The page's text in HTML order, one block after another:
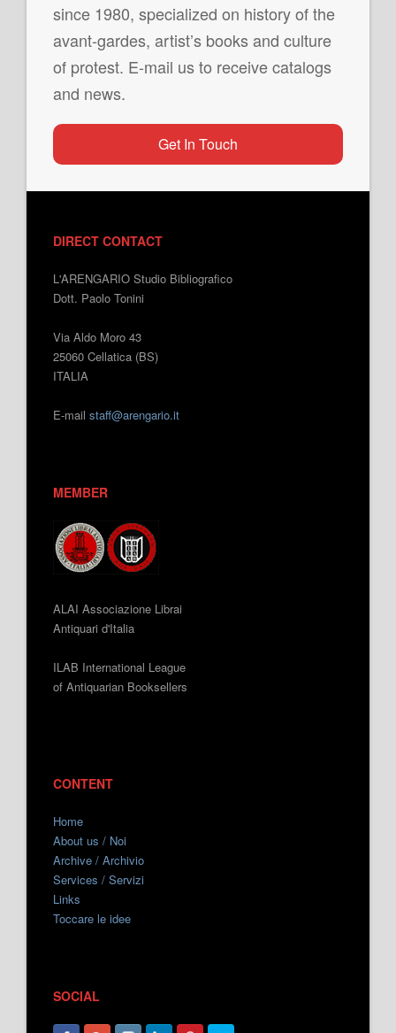
since 1980, specialized on history of the
avant-gardes, artist’s books and culture
of protest. E-mail us to receive catalogs
and news.
Get In Touch
DIRECT CONTACT
L'ARENGARIO Studio Bibliografico
Dott. Paolo Tonini
Via Aldo Moro 43
25060 Cellatica (BS)
ITALIA
E-mail staff@arengario.it
MEMBER
ALAI Associazione Librai
Antiquari d'Italia
ILAB International League
of Antiquarian Booksellers
CONTENT
Home
About us / Noi
Archive / Archivio
Services / Servizi
Links
Toccare le idee
SOCIAL